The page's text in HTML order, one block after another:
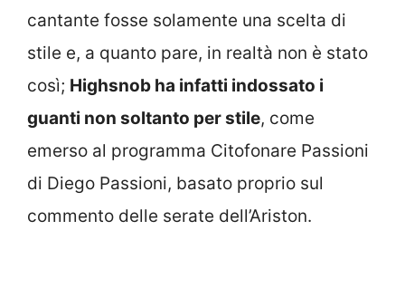
cantante fosse solamente una scelta di
stile e, a quanto pare, in realtà non è stato
così; Highsnob ha infatti indossato i
guanti non soltanto per stile, come
emerso al programma Citofonare Passioni
di Diego Passioni, basato proprio sul
commento delle serate dell’Ariston.